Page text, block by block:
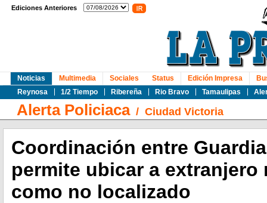
Ediciones Anteriores
Noticias
Reynosa
1/2 Tiempo Ribereña Rio Bravo Tamaulipas
Multimedia Sociales Status Edición Impresa
Alerta Policiaca/ Ciudad Victoria
Coordinación entre
permite ubicar a extranjero
como no localizado